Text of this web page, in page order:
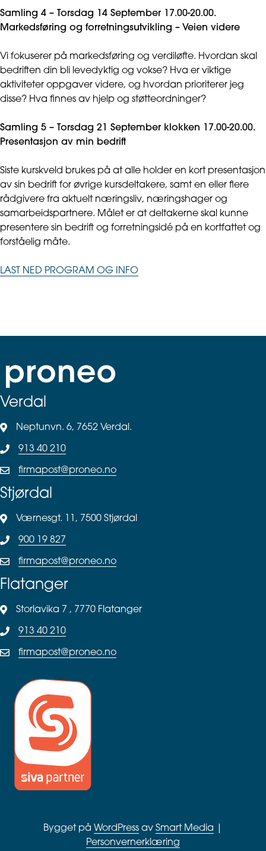
Samling 4 – Torsdag 14 September 17.00-20.00.
Markedsføring og forretningsutvikling – Veien videre
Vi fokuserer på markedsføring og verdiløfte. Hvordan skal
bedriften din bli levedyktig og vokse? Hva er viktige
aktiviteter oppgaver videre, og hvordan prioriterer jeg
disse? Hva finnes av hjelp og støtteordninger?
Samling 5 – Torsdag 21 September klokken 17.00-20.00.
Presentasjon av min bedrift
Siste kurskveld brukes på at alle holder en kort presentasjon
av sin bedrift for øvrige kursdeltakere, samt en eller flere
rådgivere fra aktuelt næringsliv, næringshager og
samarbeidspartnere. Målet er at deltakerne skal kunne
presentere sin bedrift og forretningsidé på en kortfattet og
forståelig måte.
LAST NED PROGRAM OG INFO
Verdal
Neptunvn. 6, 7652 Verdal.
913 40 210
firmapost@proneo.no
Stjørdal
Værnesgt. 11, 7500 Stjørdal
900 19 827
firmapost@proneo.no
Flatanger
Storlavika 7 , 7770 Flatanger
913 40 210
firmapost@proneo.no
Bygget på WordPress av Smart Media
Personvernerklæring